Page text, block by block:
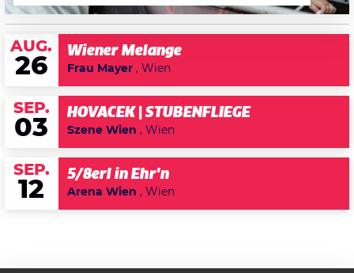
AUG.
26
Wiener Melange
Frau Mayer , Wien
SEP.
03
HOVACEK | STUBENFLIEGE
Szene Wien , Wien
SEP.
12
5/8erl in Ehr'n
Arena Wien , Wien